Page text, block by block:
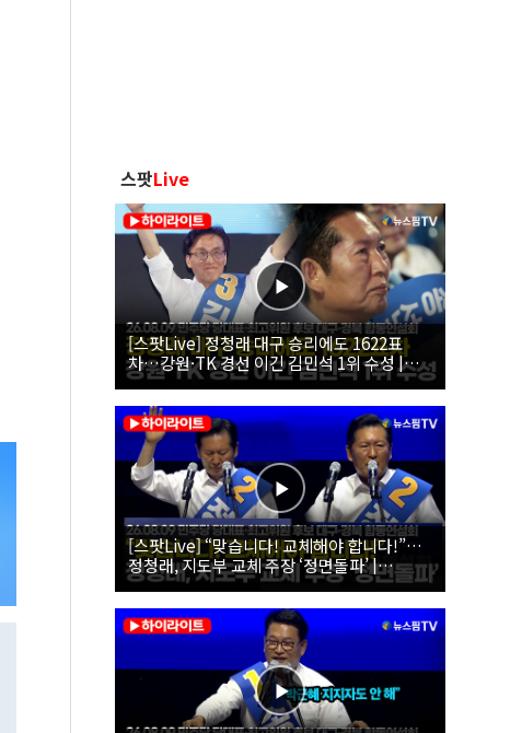
스팟Live
[스팟Live] 정청래 대구 승리에도 1622표
차…강원·TK 경선 이긴 김민석 1위 수성 |
26.08.09 더불어민주당 당대표·최고위원 후
보 대구·경북 합동연설회
[스팟Live] “맞습니다! 교체해야 합니다!”…
정청래, 지도부 교체 주장 ‘정면돌파’ |
26.08.09 더불어민주당 당대표·최고위원 후
보 대구·경북 합동연설회